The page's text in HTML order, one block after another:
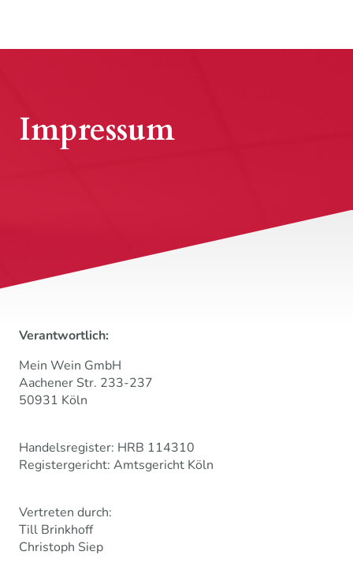
Impressum
Verantwortlich:
Mein Wein GmbH
Aachener Str. 233-237
50931 Köln
Handelsregister: HRB 114310
Registergericht: Amtsgericht Köln
Vertreten durch:
Till Brinkhoff
Christoph Siep